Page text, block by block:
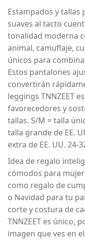
Estampados y tallas
suaves al tacto
tonalidad moderna
animal, camuflaje,
únicos para
Estos pantalones
convertirán
leggings TNNZEET
favorecedores y
tallas. S/M = talla
talla grande de EE.
extra de EE. UU. 24-
Idea de regalo
cómodos para
como regalo de
o Navidad para tu
corte y costura de
TNNZEET es único,
imagen que ves en